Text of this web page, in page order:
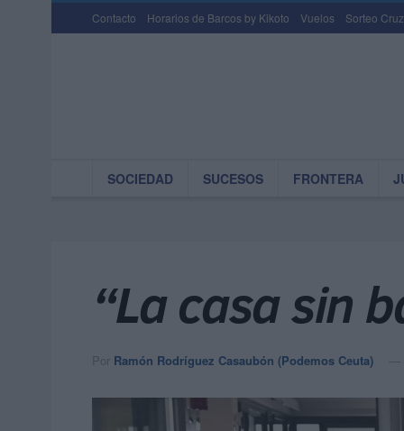
Contacto Horarios de Barcos by Kikoto Vuelos Sorteo
SOCIEDAD SUCESOS FRONTERA
“La casa sin
Por Ramón Rodríguez Casaubón (Podemos Ceuta)